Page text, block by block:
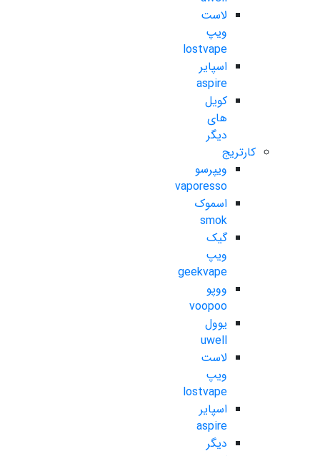
لاست
ویپ
lostvape
اسپایر
aspire
کویل
های
دیگر
کارتریج
ویپرسو
vaporesso
اسموک
smok
گیک
ویپ
geekvape
ووپو
voopoo
یوول
uwell
لاست
ویپ
lostvape
اسپایر
aspire
دیگر